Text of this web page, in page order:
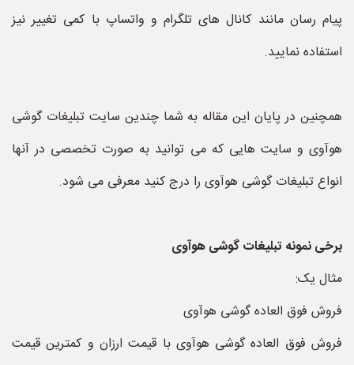
پیام رسان مانند کانال های تلگرام و واتساپ با کمی تغییر نیز
استفاده نمایید.
همچنین در پایان این مقاله به شما چندین سایت تبلیغات گوشی
هوآوی و سایت هایی که می توانید به صورت تخصصی در آنها
انواع تبلیغات گوشی هوآوی را درج کنید معرفی می شود.
برخی نمونه تبلیغات گوشی هوآوی
مثال یک:
فروش فوق العاده گوشی هوآوی
فروش فوق العاده گوشی هوآوی با قیمت ارزان و کمترین قیمت